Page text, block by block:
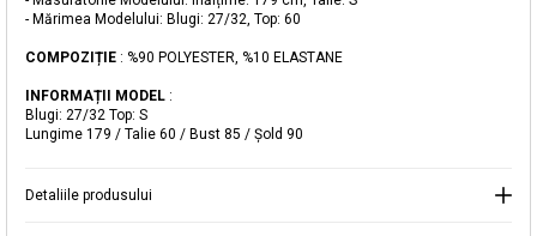
- Mărimea Modelului: Blugi: 27/32, Top: 60
COMPOZIȚIE : %90 POLYESTER, %10 ELASTANE
INFORMAȚII MODEL :
Blugi: 27/32 Top: S
Lungime 179 / Talie 60 / Bust 85 / Şold 90
Detaliile produsului
Selecteaza țara
Alertă de stoc
Când produsul revine în stoc, vă
vom trimite o notificare la adresa